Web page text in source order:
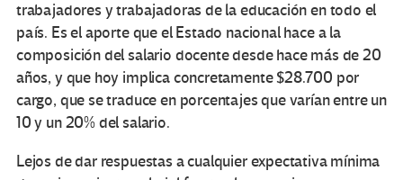
trabajadores y trabajadoras de la educación en todo el
país. Es el aporte que el Estado nacional hace a la
composición del salario docente desde hace más de 20
años, y que hoy implica concretamente $28.700 por
cargo, que se traduce en porcentajes que varían entre un
10 y un 20% del salario.
Lejos de dar respuestas a cualquier expectativa mínima